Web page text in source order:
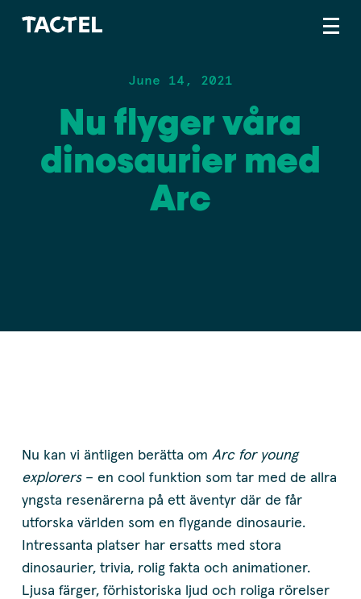
June 14, 2021
Nu flyger våra
dinosaurier med
Arc
Nu kan vi äntligen berätta om Arc for young
explorers– en cool funktion som tar med de allra
yngsta resenärerna på ett äventyr där de får
utforska världen som en flygande dinosaurie.
Intressanta platser har ersatts med stora
dinosaurier, trivia, rolig fakta och animationer.
Ljusa färger, förhistoriska ljud och roliga rörelser